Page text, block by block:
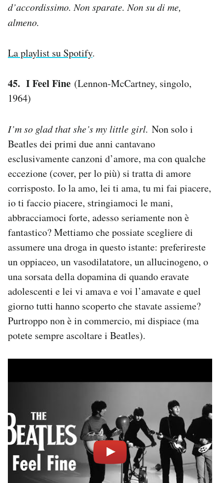
d’accordissimo. Non sparate. Non su di me,
almeno.
La playlist su Spotify.
45. I Feel Fine (Lennon-McCartney, singolo,
1964)
I’m so glad that she’s my little girl. Non solo i
Beatles dei primi due anni cantavano
esclusivamente canzoni d’amore, ma con qualche
eccezione (cover, per lo più) si tratta di amore
corrisposto. Io la amo, lei ti ama, tu mi fai piacere,
io ti faccio piacere, stringiamoci le mani,
abbracciamoci forte, adesso seriamente non è
fantastico? Mettiamo che possiate scegliere di
assumere una droga in questo istante: preferireste
un oppiaceo, un vasodilatatore, un allucinogeno, o
una sorsata della dopamina di quando eravate
adolescenti e lei vi amava e voi l’amavate e quel
giorno tutti hanno scoperto che stavate assieme?
Purtroppo non è in commercio, mi dispiace (ma
potete sempre ascoltare i Beatles).